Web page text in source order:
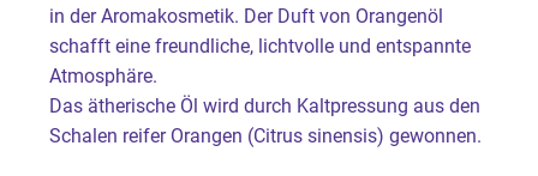
in der Aromakosmetik. Der Duft von Orangenöl
schafft eine freundliche, lichtvolle und entspannte
Atmosphäre.
Das ätherische Öl wird durch Kaltpressung aus den
Schalen reifer Orangen (Citrus sinensis) gewonnen.